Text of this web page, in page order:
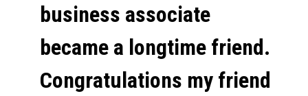
business associate
became a longtime friend.
Congratulations my friend